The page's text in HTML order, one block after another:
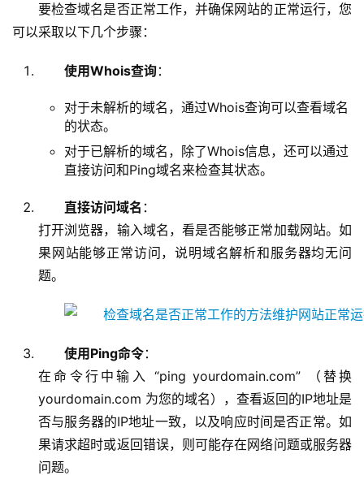
要检查域名是否正常工作，并确保网站的正常运行，您
可以采取以下几个步骤：
使用Whois查询：
对于未解析的域名，通过Whois查询可以查看域名
的状态。
对于已解析的域名，除了Whois信息，还可以通过
直接访问和Ping域名来检查其状态。
直接访问域名 ：
打开浏览器，输入域名，看是否能够正常加载网站。如
果网站能够正常访问，说明域名解析和服务器均无问
题。
使用Ping命令：
在命令行中输入 “ping yourdomain.com” （替换
yourdomain.com 为您的域名），查看返回的IP地址是
否与服务器的IP地址一致，以及响应时间是否正常。如
果请求超时或返回错误，则可能存在网络问题或服务器
问题。